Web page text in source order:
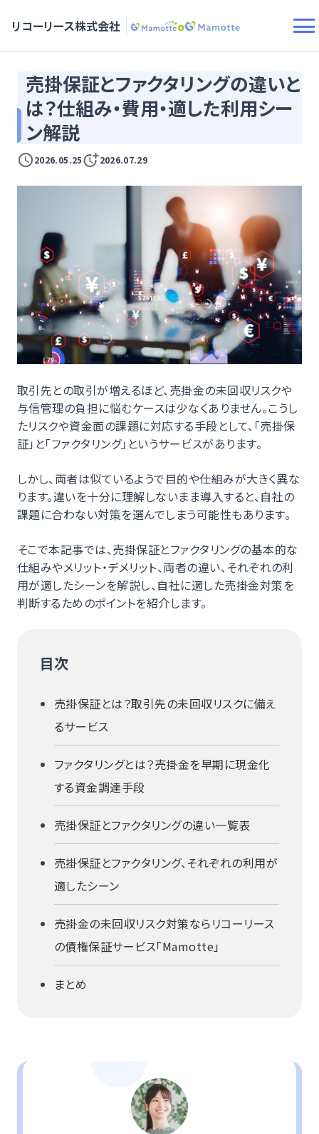
リコーリース株式会社
売掛保証とファクタリングの違いと
は？仕組み・費用・適した利用シー
ン解説
2026.05.25 2026.07.29
取引先との取引が増えるほど、売掛金の未回収リスクや
与信管理の負担に悩むケースは少なくありません。こうし
たリスクや資金面の課題に対応する手段として、「売掛保
証」と「ファクタリング」というサービスがあります。
しかし、両者は似ているようで目的や仕組みが大きく異な
ります。違いを十分に理解しないまま導入すると、自社の
課題に合わない対策を選んでしまう可能性もあります。
そこで本記事では、売掛保証とファクタリングの基本的な
仕組みやメリット・デメリット、両者の違い、それぞれの利
用が適したシーンを解説し、自社に適した売掛金対策を
判断するためのポイントを紹介します。
目次
売掛保証とは？取引先の未回収リスクに備え
るサービス
ファクタリングとは？売掛金を早期に現金化
する資金調達手段
売掛保証とファクタリングの違い一覧表
売掛保証とファクタリング、それぞれの利用が
適したシーン
売掛金の未回収リスク対策ならリコーリース
の債権保証サービス「Mamotte」
まとめ